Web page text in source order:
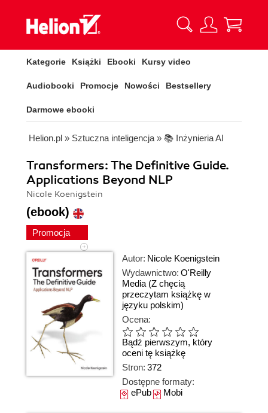
Kategorie Książki Ebooki Kursy video
Audiobooki Promocje Nowości Bestsellery
Darmowe ebooki
Helion.pl » Sztuczna inteligencja » 📚 Inżynieria AI
Transformers: The Definitive Guide.
Applications Beyond NLP
Nicole Koenigstein
(ebook)
Promocja
Autor: Nicole Koenigstein
Wydawnictwo: O'Reilly
Media (Z chęcią
przeczytam książkę w
języku polskim)
Ocena:
Bądź pierwszym, który
oceni tę książkę
Stron: 372
Dostępne formaty:
ePubMobi